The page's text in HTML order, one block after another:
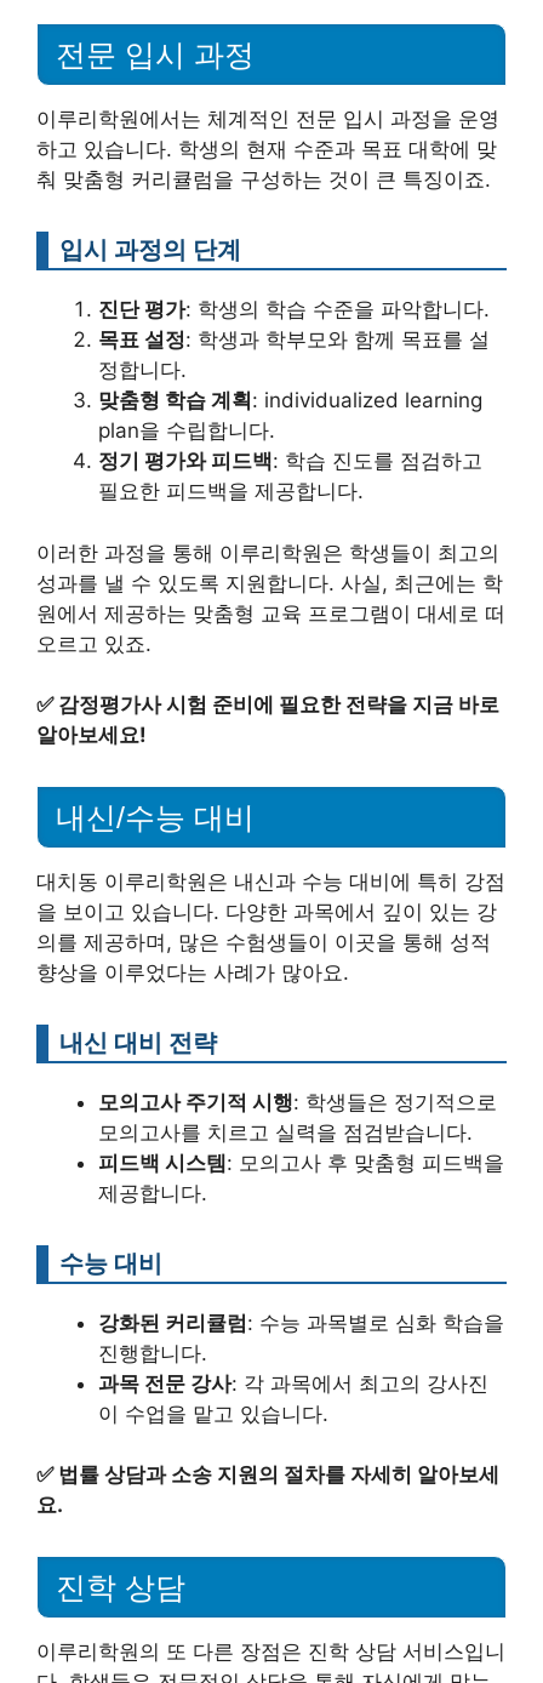
전문 입시 과정
이루리학원에서는 체계적인 전문 입시 과정을 운영
하고 있습니다. 학생의 현재 수준과 목표 대학에 맞
춰 맞춤형 커리큘럼을 구성하는 것이 큰 특징이죠.
입시 과정의 단계
진단 평가: 학생의 학습 수준을 파악합니다.
목표 설정: 학생과 학부모와 함께 목표를 설
정합니다.
맞춤형 학습 계획 : individualized learning
plan을 수립합니다.
정기 평가와 피드백: 학습 진도를 점검하고
필요한 피드백을 제공합니다.
이러한 과정을 통해 이루리학원은 학생들이 최고의
성과를 낼 수 있도록 지원합니다. 사실, 최근에는 학
원에서 제공하는 맞춤형 교육 프로그램이 대세로 떠
오르고 있죠.
✅ 감정평가사 시험 준비에 필요한 전략을 지금 바로
알아보세요!
내신/수능 대비
대치동 이루리학원은 내신과 수능 대비에 특히 강점
을 보이고 있습니다. 다양한 과목에서 깊이 있는 강
의를 제공하며, 많은 수험생들이 이곳을 통해 성적
향상을 이루었다는 사례가 많아요.
내신 대비 전략
모의고사 주기적 시행: 학생들은 정기적으로
모의고사를 치르고 실력을 점검받습니다.
피드백 시스템: 모의고사 후 맞춤형 피드백을
제공합니다.
수능 대비
강화된 커리큘럼: 수능 과목별로 심화 학습을
진행합니다.
과목 전문 강사: 각 과목에서 최고의 강사진
이 수업을 맡고 있습니다.
✅ 법률 상담과 소송 지원의 절차를 자세히 알아보세
요.
진학 상담
이루리학원의 또 다른 장점은 진학 상담 서비스입니